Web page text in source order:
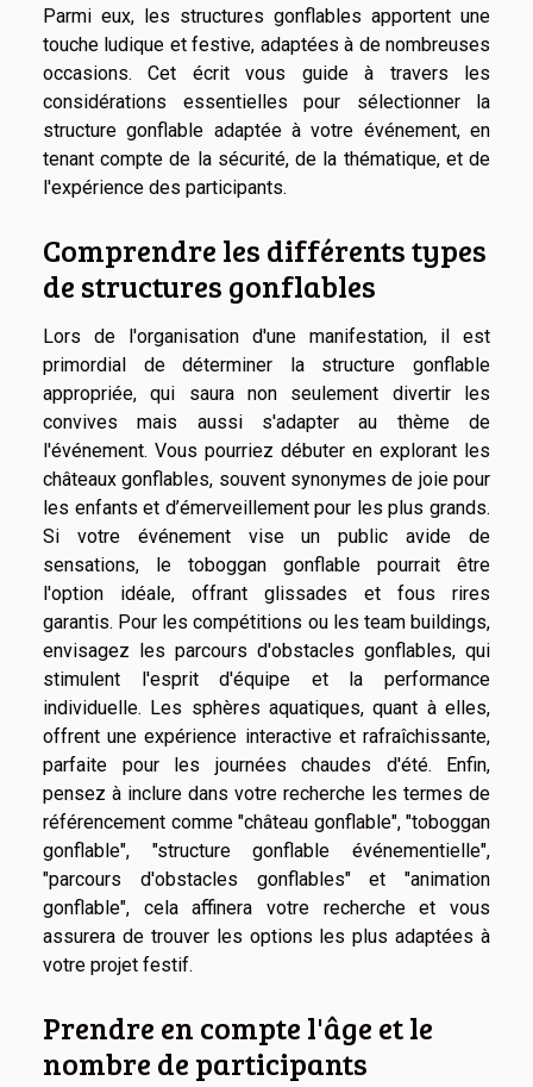
Parmi eux, les structures gonflables apportent une
touche ludique et festive, adaptées à de nombreuses
occasions. Cet écrit vous guide à travers les
considérations essentielles pour sélectionner la
structure gonflable adaptée à votre événement, en
tenant compte de la sécurité, de la thématique, et de
l'expérience des participants.
Comprendre les différents types
de structures gonflables
Lors de l'organisation d'une manifestation, il est
primordial de déterminer la structure gonflable
appropriée, qui saura non seulement divertir les
convives mais aussi s'adapter au thème de
l'événement. Vous pourriez débuter en explorant les
châteaux gonflables, souvent synonymes de joie pour
les enfants et d’émerveillement pour les plus grands.
Si votre événement vise un public avide de
sensations, le toboggan gonflable pourrait être
l'option idéale, offrant glissades et fous rires
garantis. Pour les compétitions ou les team buildings,
envisagez les parcours d'obstacles gonflables, qui
stimulent l'esprit d'équipe et la performance
individuelle. Les sphères aquatiques, quant à elles,
offrent une expérience interactive et rafraîchissante,
parfaite pour les journées chaudes d'été. Enfin,
pensez à inclure dans votre recherche les termes de
référencement comme "château gonflable", "toboggan
gonflable", "structure gonflable événementielle",
"parcours d'obstacles gonflables" et "animation
gonflable", cela affinera votre recherche et vous
assurera de trouver les options les plus adaptées à
votre projet festif.
Prendre en compte l'âge et le
nombre de participants